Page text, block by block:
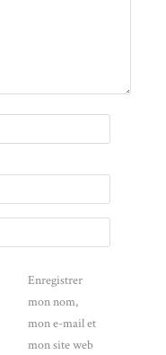
Enregistrer
mon nom,
mon e-mail et
mon site web